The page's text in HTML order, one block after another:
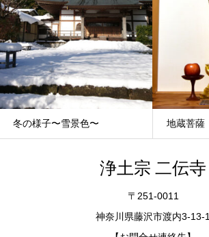
冬の様子〜雪景色〜 地蔵菩薩
浄土宗 二伝寺
〒251-0011
神奈川県藤沢市渡内3-13-1